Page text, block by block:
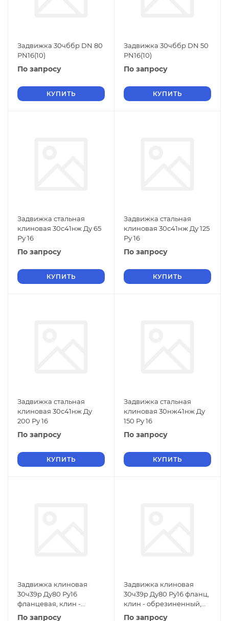
Задвижка 30чббр DN 80
PN16(10)
По запросу
КУПИТЬ
Задвижка 30чббр DN 50
PN16(10)
По запросу
КУПИТЬ
Задвижка стальная
клиновая 30с41нж Ду 65
Ру 16
По запросу
КУПИТЬ
Задвижка стальная
клиновая 30с41нж Ду 125
Ру 16
По запросу
КУПИТЬ
Задвижка стальная
клиновая 30с41нж Ду
200 Ру 16
По запросу
КУПИТЬ
Задвижка стальная
клиновая 30нж41нж Ду
150 Ру 16
По запросу
КУПИТЬ
Задвижка клиновая
30ч39р Ду80 Ру16
фланцевая, клин -
обрезиненный,
По запросу
Задвижка клиновая
30ч39р Ду80 Ру16 фланц,
клин - обрезиненный,
шпиндель -
По запросу